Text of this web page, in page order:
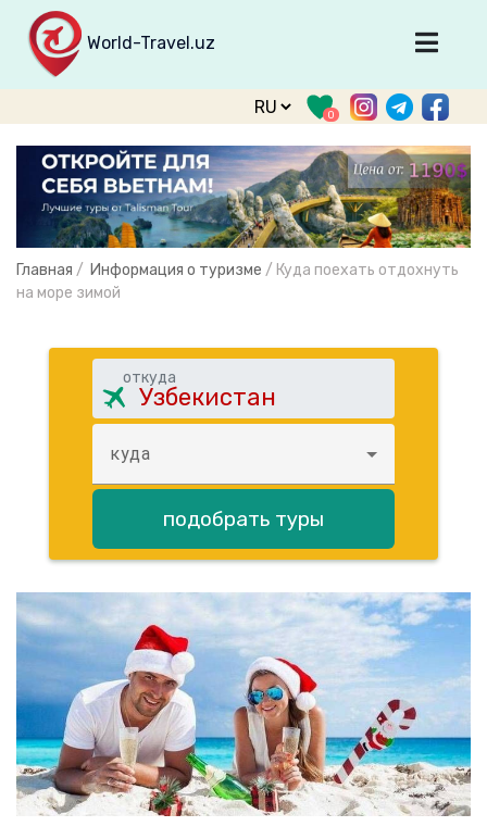
World-Travel.uz
Главная
Направления
Туры
Тур. фирмы
Табло прилета
Зарегистрироваться
0
Главная / Информация о туризме / Куда поехать отдохнуть
на море зимой
откуда
куда
подобрать туры